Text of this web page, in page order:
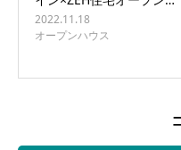
2022.11.18
オープンハウス